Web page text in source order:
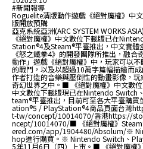
#新聞報導
Roguelite清版動作遊戲《絕對魔權》中
版開放預購
亞克系統亞洲(ARC SYSTEM WORKS
《絕對魔權》中文數位下載版已在
Station®4及Steam®平臺推出，中文實
《怒之鐵拳4》的開發團隊所推出，融
動作」遊戲《絕對魔權》中，玩家可以
的戰鬥，以及以超過10萬字篇幅描繪而
作者打造的音樂與壓倒性的動畫影像，
奇幻世界之中。■ 《絕對魔權》中文數
中文數位下載版現已在Nintendo Switch
team®平臺推出，目前可至各大平臺購
ation®5 / PlayStation®4商品頁面台灣
t-tw/concept/10014070/香港https://
ncept/10014070/■ 《絕對魔權》
ered.com/app/1904480/Absolum/※
hop進行購買。※ Nintendo Switch、
5年11月6日（四）上市。■ 《絕對魔權